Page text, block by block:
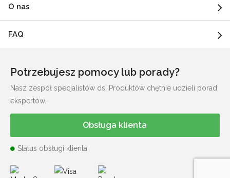
O nas
FAQ
Potrzebujesz pomocy lub porady?
Nasz zespół specjalistów ds. Produktów chętnie udzieli porad
ekspertów.
Obsługa klienta
Status obsługi klienta